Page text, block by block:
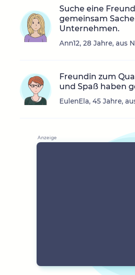
Suche eine
gemeinsam
Unternehmen.
Ann12, 28 Jahre, aus
Freundin zum
und Spaß haben
EulenEla, 45 Jahre,